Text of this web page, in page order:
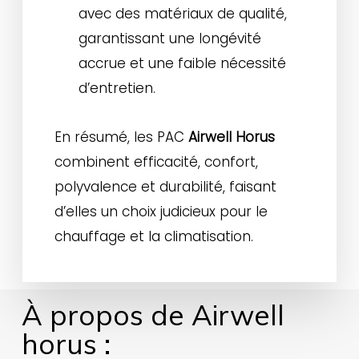
avec des matériaux de qualité,
garantissant une longévité
accrue et une faible nécessité
d’entretien.
En résumé, les PACAirwell Horus
combinent efficacité, confort,
polyvalence et durabilité, faisant
d’elles un choix judicieux pour le
chauffage et la climatisation.
À propos de Airwell
horus :